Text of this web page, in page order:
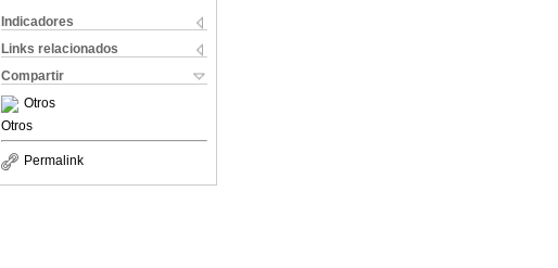
Indicadores
Links relacionados
Compartir
Otros
Otros
Permalink